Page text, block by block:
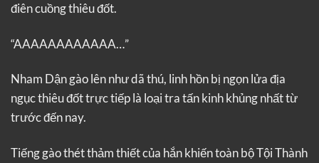
điên cuồng thiêu đốt.
“AAAAAAAAAAAA…”
Nham Dận gào lên như dã thú, linh hồn bị ngọn lửa địa
ngục thiêu đốt trực tiếp là loại tra tấn kinh khủng nhất từ
trước đến nay.
Tiếng gào thét thảm thiết của hắn khiến toàn bộ Tội Thành